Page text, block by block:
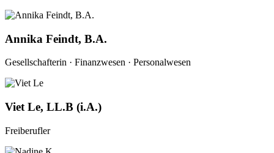
Annika Feindt, B.A.
Gesellschafterin · Finanzwesen · Personalwesen
Viet Le, LL.B (i.A.)
Freiberufler